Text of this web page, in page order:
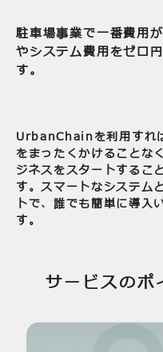
駐車場事業で一番費用
やシステム費用をゼロ
す。
UrbanChainを利用すれ
をまったくかけることな
ジネスをスタートするこ
す。スマートなシステム
トで、誰でも簡単に導入
す。
サービスのポ